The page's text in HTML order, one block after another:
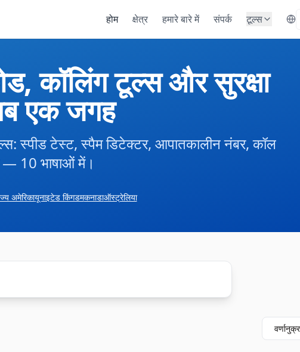
होम क्षेत्र हमारे बारे में संपर्क टूल्स
कॉलिंग टूल्स और सुरक्षा
एक जगह
स्पीड टेस्ट, स्पैम डिटेक्टर, आपातकालीन नंबर, कॉल
— 10 भाषाओं में।
अमेरिकायूनाइटेड किंगडमकनाडाऑस्ट्रेलिया
Sort